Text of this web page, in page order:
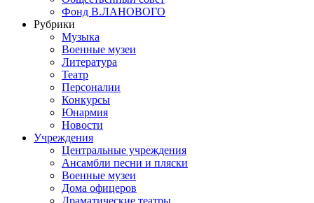
Фонд В.ЛАНОВОГО
Рубрики
Музыка
Военные музеи
Литература
Театр
Персоналии
Конкурсы
Юнармия
Новости
Учреждения
Центральные учреждения
Ансамбли песни и пляски
Военные музеи
Дома офицеров
Драматические театры